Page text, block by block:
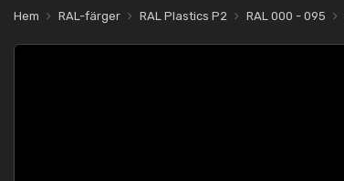
Hem RAL-färger RAL Plastics P2 RAL 000 - 095